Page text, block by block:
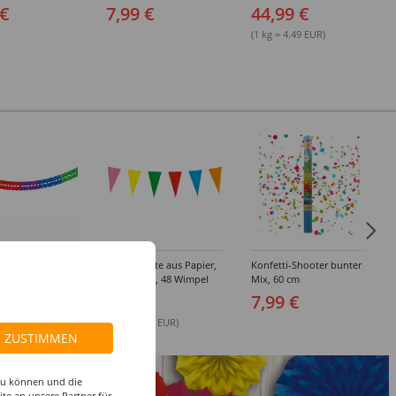
7,99 € 44,99 €
(1 kg = 4.49 EUR)
EUR)
Wimpelkette aus Papier,
bunt, 10 m, 48 Wimpel
(1 m = 0.28 EUR)
Konfetti-Shooter bunter
Mix, 60 cm
7,99 €
ZUSTIMMEN
können und die